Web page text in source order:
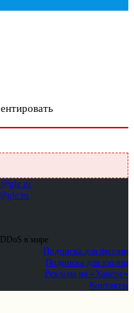
DDoS в мире
Подписка для физлиц
Подписка для юрлиц
Реклама на «Хакере»
Контакты